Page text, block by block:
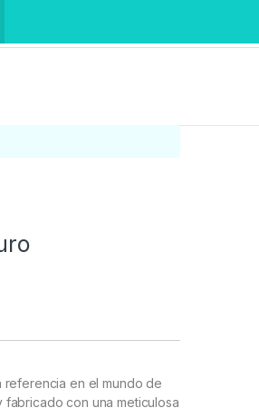
referencia en el mundo de
con una meticulosa